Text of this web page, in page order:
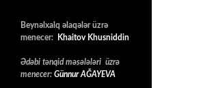
Beynəlxalq əlaqələr üzrə
menecer:
Khaitov Khusniddin
Ədəbi tənqid məsələləri üzrə
menecer: Günnur AĞAYEVA